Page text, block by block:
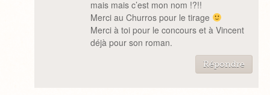
mais mais c’est mon nom !?!!
Merci au Churros pour le tirage
Merci à toi pour le concours et à Vincent
déjà pour son roman.
Répondre